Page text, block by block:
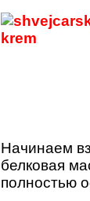
Начинаем
белковая
полностью